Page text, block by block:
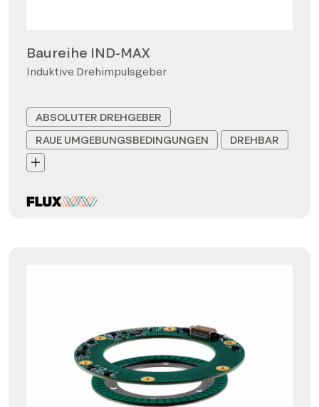
Baureihe IND-MAX
Induktive Drehimpulsgeber
ABSOLUTER DREHGEBER
RAUE UMGEBUNGSBEDINGUNGEN
DREHBAR